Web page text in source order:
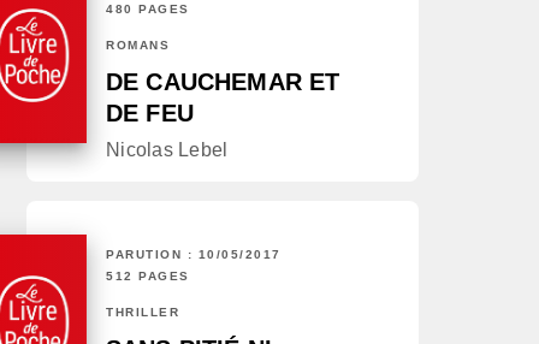
480 PAGES
ROMANS
DE CAUCHEMAR ET
DE FEU
Nicolas Lebel
PARUTION : 10/05/2017
512 PAGES
THRILLER